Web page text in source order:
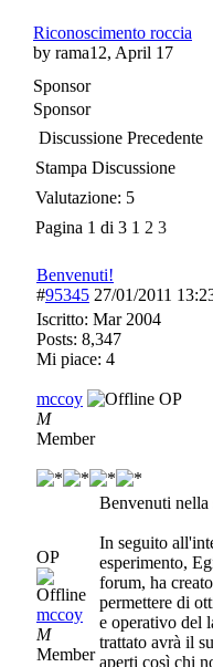
Riconoscimento roccia
by rama12, April 17
Sponsor
Sponsor
Discussione Precedente
Stampa Discussione
Valutazione: 5
Pagina 1 di 3 1 2 3
Benvenuti!
#95345 27/01/2011
Iscritto: Mar 2004
Posts: 8,347
Mi piace: 4
mccoy
OP
M
Member
OP
mccoy
M
Member
Benvenuti
In seguito
esperimento,
forum, ha
permettere di
e operativo del
trattato avrà il
aperti così chi